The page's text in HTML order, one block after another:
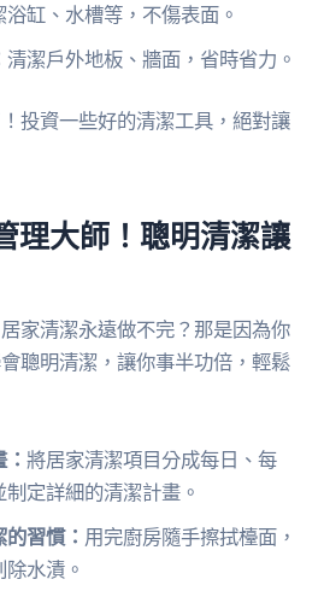
浴缸、水槽等，不傷表面。
清潔戶外地板、牆面，省時省力。
投資一些好的清潔工具，絕對讓
理大師！聰明清潔讓
家清潔永遠做不完？那是因為你
聰明清潔，讓你事半功倍，輕鬆
：將居家清潔項目分成每日、每
定詳細的清潔計畫。
習慣： 用完廚房隨手擦拭檯面，
水漬。